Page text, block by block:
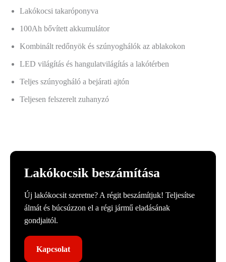
Lakókocsi takaróponyva
100Ah bővített akkumulátor
Kombinált redőnyök és szúnyoghálók az ablakokon
LED világítás és hangulatvilágítás a lakótérben
Teljes szúnyogháló a bejárati ajtón
Teljesen felszerelt zuhanyzó
Lakókocsik beszámítása
Új lakókocsit szeretne? A régit beszámítjuk! Teljesítse
álmát és búcsúzzon el a régi jármű eladásának
gondjaitól.
Kapcsolat